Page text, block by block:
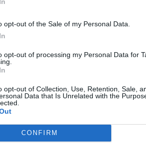
opt-out of the Sale of my Personal Data.
opt-out of processing my Personal Data for
opt-out of Collection, Use, Retention, Sale,
Data that Is Unrelated with the
CONFIRM
irányított csúszásokkal
Incze Tamás.